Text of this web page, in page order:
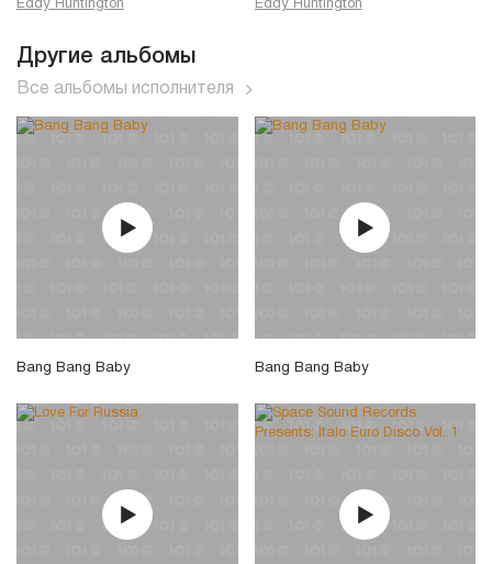
Eddy Huntington
Eddy Huntington
Другие альбомы
Все альбомы исполнителя
Bang Bang Baby Bang Bang Baby